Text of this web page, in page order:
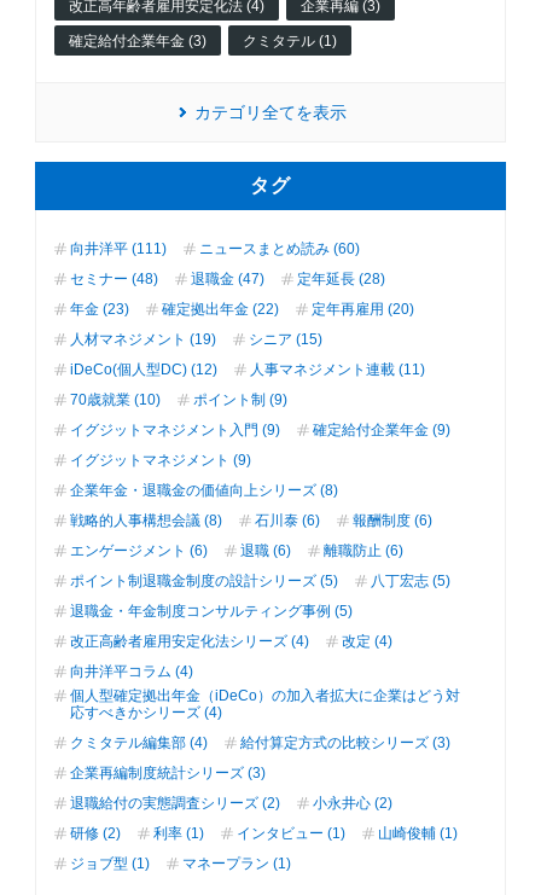
改正高年齢者雇用安定化法 (4) 企業再編 (3)
確定給付企業年金 (3) クミタテル (1)
カテゴリ全てを表示
タグ
向井洋平 (111)
ニュースまとめ読み (60)
セミナー (48)
退職金 (47)
定年延長 (28)
年金 (23)
確定拠出年金 (22)
定年再雇用 (20)
人材マネジメント (19)
シニア (15)
iDeCo(個人型DC) (12)
人事マネジメント連載 (11)
70歳就業 (10)
ポイント制 (9)
イグジットマネジメント入門 (9)
確定給付企業年金 (9)
イグジットマネジメント (9)
企業年金・退職金の価値向上シリーズ (8)
戦略的人事構想会議 (8)
石川泰 (6)
報酬制度 (6)
エンゲージメント (6)
退職 (6)
離職防止 (6)
ポイント制退職金制度の設計シリーズ (5)
八丁宏志 (5)
退職金・年金制度コンサルティング事例 (5)
改正高齢者雇用安定化法シリーズ (4)
改定 (4)
向井洋平コラム (4)
個人型確定拠出年金（iDeCo）の加入者拡大に企業はどう対
応すべきかシリーズ (4)
クミタテル編集部 (4)
給付算定方式の比較シリーズ (3)
企業再編制度統計シリーズ (3)
退職給付の実態調査シリーズ (2)
小永井心 (2)
研修 (2)
利率 (1) インタビュー (1)
山崎俊輔 (1)
ジョブ型 (1)
マネープラン (1)